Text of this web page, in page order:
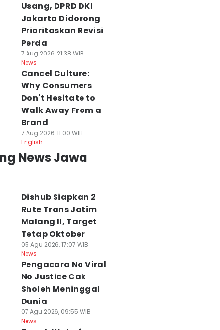
Usang, DPRD DKI
Jakarta Didorong
Prioritaskan Revisi
Perda
7 Aug 2026, 21:38 WIB
News
Cancel Culture:
Why Consumers
Don't Hesitate to
Walk Away From a
Brand
7 Aug 2026, 11:00 WIB
English
News Jawa
Dishub Siapkan 2
Rute Trans Jatim
Malang II, Target
Tetap Oktober
05 Agu 2026, 17:07 WIB
News
Pengacara No Viral
No Justice Cak
Sholeh Meninggal
Dunia
07 Agu 2026, 09:55 WIB
News